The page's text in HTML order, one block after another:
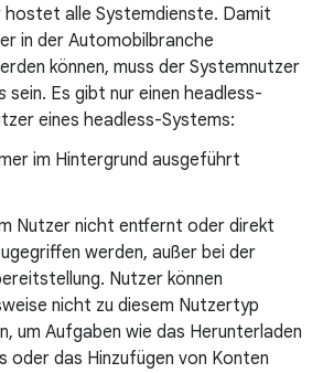
hostet alle Systemdienste. Damit
in der Automobilbranche
können, muss der Systemnutzer
sein. Es gibt nur einen headless-
eines headless-Systems:
im Hintergrund ausgeführt
Nutzer nicht entfernt oder direkt
werden, außer bei der
Nutzer können
nicht zu diesem Nutzertyp
um Aufgaben wie das Herunterladen
oder das Hinzufügen von Konten